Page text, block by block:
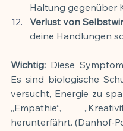
Haltung gegenüber
Verlust von
deine Handlungen
Wichtig: Diese
Es sind biologische
versucht, Energie zu
„Empathie“,
herunterfährt. (Danhof-